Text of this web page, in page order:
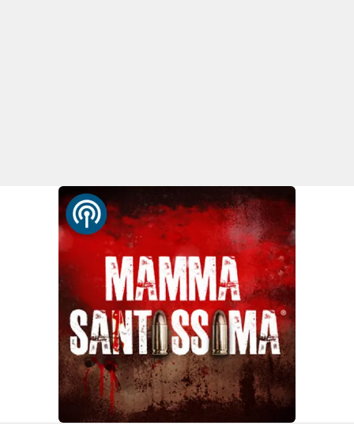
Lacapitalenews.it
Ilreggino.it
Cosenzachannel.it
Ilvibonese.it
Catanzarochannel.it